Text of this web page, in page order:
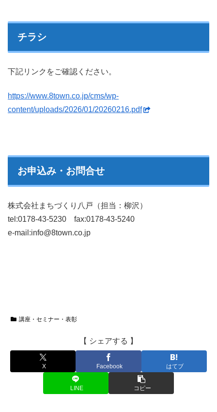
チラシ
下記リンクをご確認ください。
https://www.8town.co.jp/cms/wp-
content/uploads/2026/01/20260216.pdf
お申込み・お問合せ
株式会社まちづくり八戸（担当：柳沢）
tel:0178-43-5230 fax:0178-43-5240
e-mail:info@8town.co.jp
講座・セミナー・表彰
【 シェアする 】
X Facebook はてブ
LINE コピー